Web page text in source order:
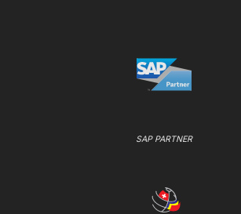
SAP PARTNER